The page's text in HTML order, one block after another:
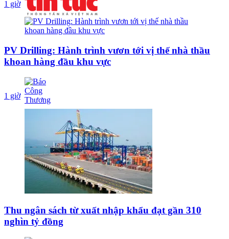
1 giờ
PV Drilling: Hành trình vươn tới vị thế nhà thầu
khoan hàng đầu khu vực
1 giờ
Thu ngân sách từ xuất nhập khẩu đạt gần 310
nghìn tỷ đồng